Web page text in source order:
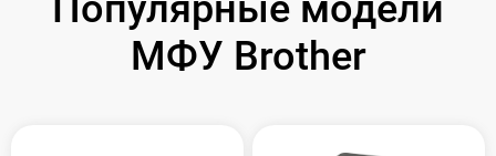
МФУ Brother